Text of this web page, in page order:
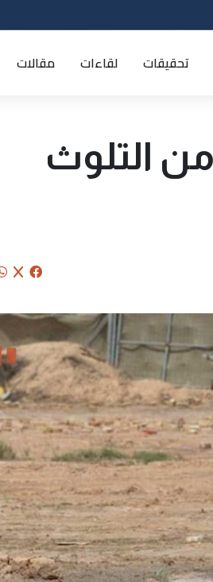
تحقيقات لقاءات مقالات
التلوث